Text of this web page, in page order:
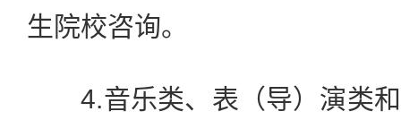
生院校咨询。
4.音乐类、表（导）演类和